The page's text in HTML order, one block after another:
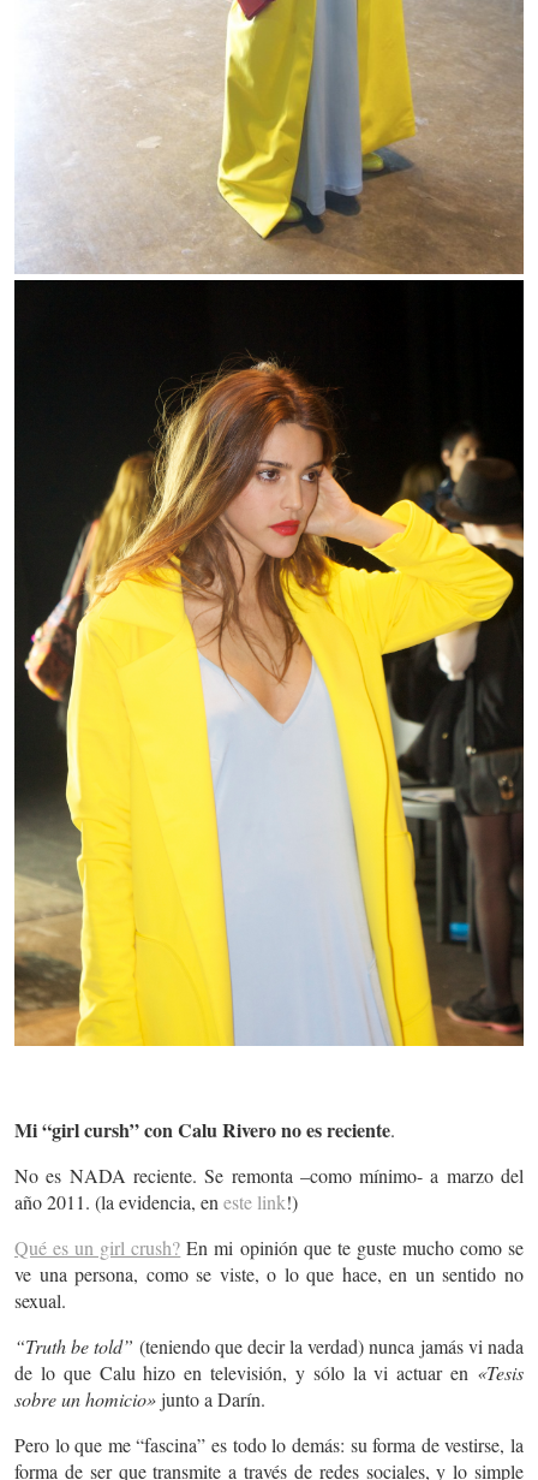
Mi “girl cursh” con Calu Rivero no es reciente.
No es NADA reciente. Se remonta –como mínimo- a marzo del
año 2011. (la evidencia, en este link!)
Qué es un girl crush? En mi opinión que te guste mucho como se
ve una persona, como se viste, o lo que hace, en un sentido no
sexual.
“Truth be told” (teniendo que decir la verdad) nunca jamás vi nada
de lo que Calu hizo en televisión, y sólo la vi actuar en «Tesis
sobre un homicio»junto a Darín.
Pero lo que me “fascina” es todo lo demás: su forma de vestirse, la
forma de ser que transmite a través de redes sociales, y lo simple